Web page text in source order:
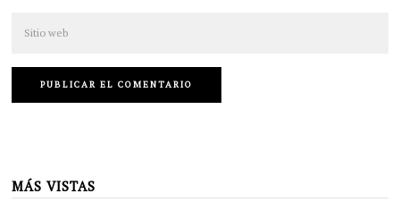
MÁS VISTAS